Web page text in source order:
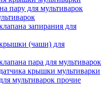
пару для мультиварок
запирания для
(чаши) для
пара для мультиварок
крышки мультиварки
мультиварок прочие